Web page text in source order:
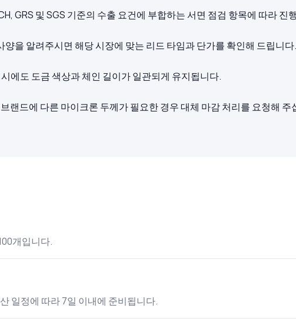
GRS 및 SGS 기준의 수출 요건에 부합하는 서면 점검 항목에 따라 진
을 알려주시면 해당 시장에 맞는 리드 타임과 단가를 확인해 드립니다.
에도 도금 색상과 체인 길이가 일관되게 유지됩니다.
랜드에 다른 마이크론 두께가 필요한 경우 대체 마감 처리를 요청해 주
개입니다.
일정에 따라 7일 이내에 준비됩니다.